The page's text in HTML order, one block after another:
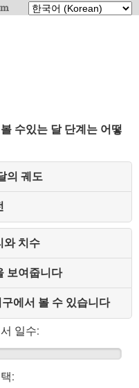
수있는 달 단계는 어떻
의 궤도
와 치수
보여줍니다
에서 볼 수 있습니다
일수:
: